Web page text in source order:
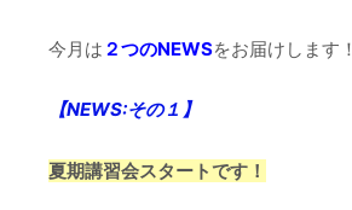
今月は ２つのNEWSをお届けします！
【NEWS:その１ 】
夏期講習会スタートです！